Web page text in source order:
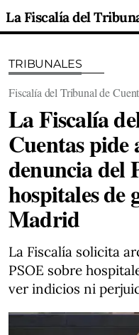
TRIBUNALES
Fiscalía del Tribunal de
La Fiscalía
Cuentas
denuncia del
hospitales de
Madrid
La Fiscalía solicita
PSOE sobre
ver indicios ni